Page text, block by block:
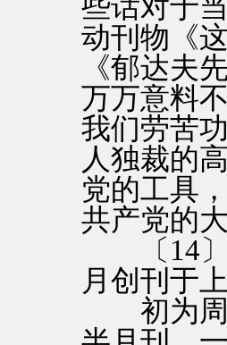
些话对于
动刊物《
《郁达夫
万万意料
我们劳苦
人独裁的
党的工具
共产党的
〔14〕
月创刊于上
初为周